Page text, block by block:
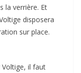
la verrière. Et
disposera
sur place.
Voltige, il faut